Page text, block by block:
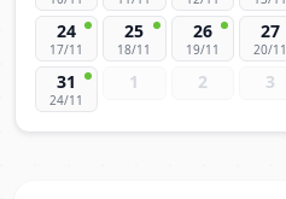
24
17/11
25
18/11
26
19/11
27
20/11
31
24/11
1 2 3